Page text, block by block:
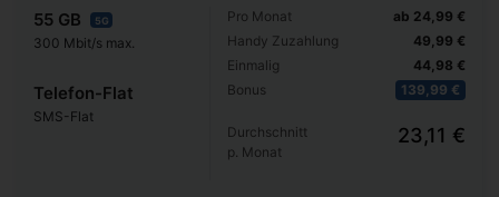
55 GB 5G
300 Mbit/s max.
Telefon-Flat
SMS-Flat
Pro Monat
Handy Zuzahlung
Einmalig
Bonus
ab 24,99 €
49,99 €
44,98 €
139,99 €
Durchschnitt
p. Monat
23,11 €